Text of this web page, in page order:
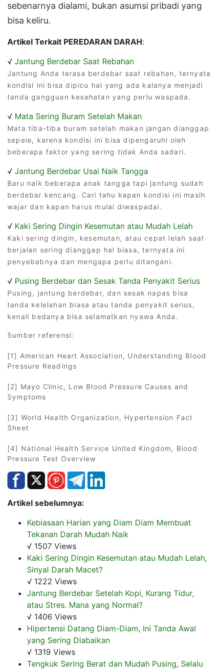
sebenarnya dialami, bukan asumsi pribadi yang
bisa keliru.
Artikel Terkait PEREDARAN DARAH:
√ Jantung Berdebar Saat Rebahan
Jantung Anda terasa berdebar saat rebahan, ternyata
kondisi ini bisa dipicu hal yang ada kalanya menjadi
tanda gangguan kesehatan yang perlu waspada.
√ Mata Sering Buram Setelah Makan
Mata tiba-tiba buram setelah makan jangan dianggap
sepele, karena kondisi ini bisa dipengaruhi oleh
beberapa faktor yang sering tidak Anda sadari.
√ Jantung Berdebar Usai Naik Tangga
Baru naik beberapa anak tangga tapi jantung sudah
berdebar kencang. Cari tahu kapan kondisi ini masih
wajar dan kapan harus mulai diwaspadai.
√ Kaki Sering Dingin Kesemutan atau Mudah Lelah
Kaki sering dingin, kesemutan, atau cepat lelah saat
berjalan sering dianggap hal biasa, ternyata ini
penyebabnya dan mengapa perlu ditangani.
√ Pusing Berdebar dan Sesak Tanda Penyakit Serius
Pusing, jantung berdebar, dan sesak napas bisa
tanda kelelahan biasa atau tanda penyakit serius,
kenali bedanya bisa selamatkan nyawa Anda.
Sumber referensi:
[1] American Heart Association, Understanding Blood
Pressure Readings
[2] Mayo Clinic, Low Blood Pressure Causes and
Symptoms
[3] World Health Organization, Hypertension Fact
Sheet
[4] National Health Service United Kingdom, Blood
Pressure Test Overview
Artikel sebelumnya:
Kebiasaan Harian yang Diam Diam Membuat
Tekanan Darah Mudah Naik
√ 1507 Views
Kaki Sering Dingin Kesemutan atau Mudah Lelah,
Sinyal Darah Macet?
√ 1222 Views
Jantung Berdebar Setelah Kopi, Kurang Tidur,
atau Stres. Mana yang Normal?
√ 1406 Views
Hipertensi Datang Diam-Diam, Ini Tanda Awal
yang Sering Diabaikan
√ 1319 Views
Tengkuk Sering Berat dan Mudah Pusing, Selalu